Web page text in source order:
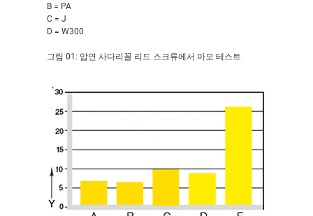
B = PA
C = J
D = W300
그림 01: 압연 사다리꼴 리드 스크류에서 마모 테스트